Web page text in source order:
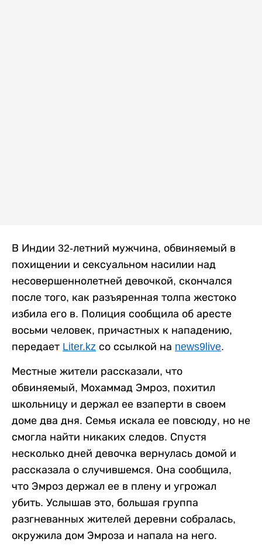
В Индии 32-летний мужчина, обвиняемый в
похищении и сексуальном насилии над
несовершеннолетней девочкой, скончался
после того, как разъяренная толпа жестоко
избила его в. Полиция сообщила об аресте
восьми человек, причастных к нападению,
передает Liter.kz со ссылкой на news9live.
Местные жители рассказали, что
обвиняемый, Мохаммад Эмроз, похитил
школьницу и держал ее взаперти в своем
доме два дня. Семья искала ее повсюду, но не
смогла найти никаких следов. Спустя
несколько дней девочка вернулась домой и
рассказала о случившемся. Она сообщила,
что Эмроз держал ее в плену и угрожал
убить. Услышав это, большая группа
разгневанных жителей деревни собралась,
окружила дом Эмроза и напала на него.